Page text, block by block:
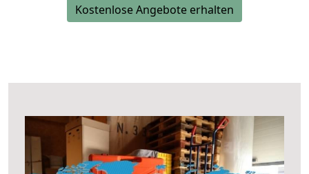
Kostenlose Angebote erhalten